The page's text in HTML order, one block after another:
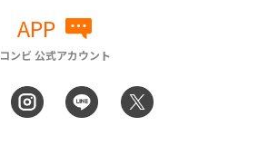
APP
コンビ 公式アカウント